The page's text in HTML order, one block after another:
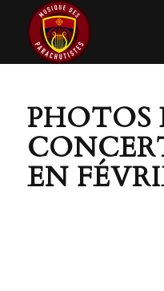
PHOTOS
EN